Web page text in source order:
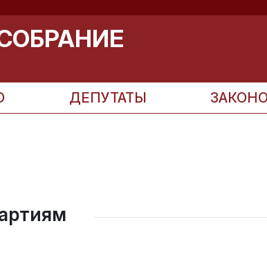
ДЕПУТАТЫ